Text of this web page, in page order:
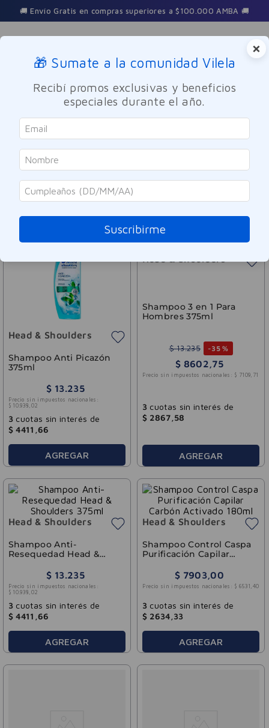
🚚 Envío Gratis en compras superiores a $100.000 AMBA 🚚
Buscar
Head & Shoulders
Shampoo Anti Picazón
375ml
$ 13.235
Precio sin impuestos nacionales:
$ 10.938 , 02
3 cuotas sin interés de
$ 4411 ,66
AGREGAR
Shampoo 3 en 1 Para
Hombres 375ml
$ 13.235 -35 %
$ 8602,75
Precio sin impuestos nacionales: $ 7109 71
3 cuotas sin interés de
$ 2867 58
AGREGAR
Head & Shoulders
Shampoo Anti-
Resequedad Head &
$ 13.235
Precio sin impuestos nacionales:
$ 10 .938 02
3 cuotas sin interés de
$ 4411 ,66
AGREGAR
Head & Shoulders
Shampoo Control Caspa
Purificación Capilar
$ 7903,00
Precio sin impuestos nacionales: $ 6531 40
3 cuotas sin interés de
$ 2634 33
AGREGAR
×
🎁 Sumate a la comunidad Vilela
Recibí promos exclusivas y beneficios
especiales durante el año.
Suscribirme